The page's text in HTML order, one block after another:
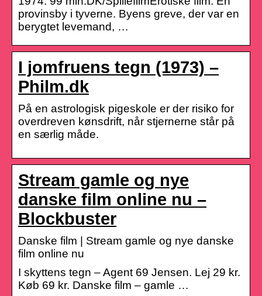
provinsby i tyverne. Byens greve, der var en
berygtet levemand, …
I jomfruens tegn (1973) –
Philm.dk
På en astrologisk pigeskole er der risiko for
overdreven kønsdrift, når stjernerne står på
en særlig måde.
Stream gamle og nye
danske film online nu –
Blockbuster
Danske film | Stream gamle og nye danske
film online nu
I skyttens tegn – Agent 69 Jensen. Lej 29 kr.
Køb 69 kr. Danske film – gamle …